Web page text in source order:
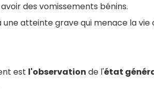
des vomissements bénins.
atteinte grave qui menace la vie
est l'observation de l'état